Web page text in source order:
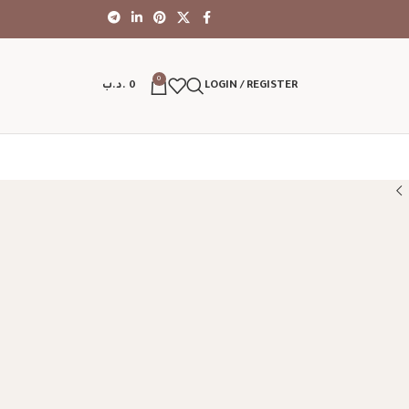
LOGIN / REGISTER
0
0 .د.ب